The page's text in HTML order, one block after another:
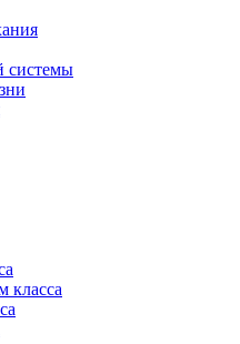
системы
класса